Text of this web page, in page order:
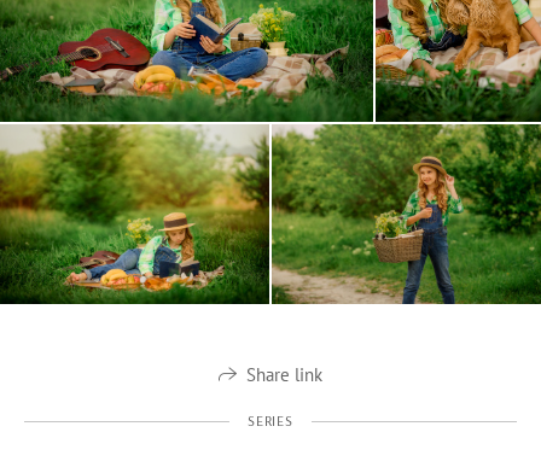
Share link
SERIES